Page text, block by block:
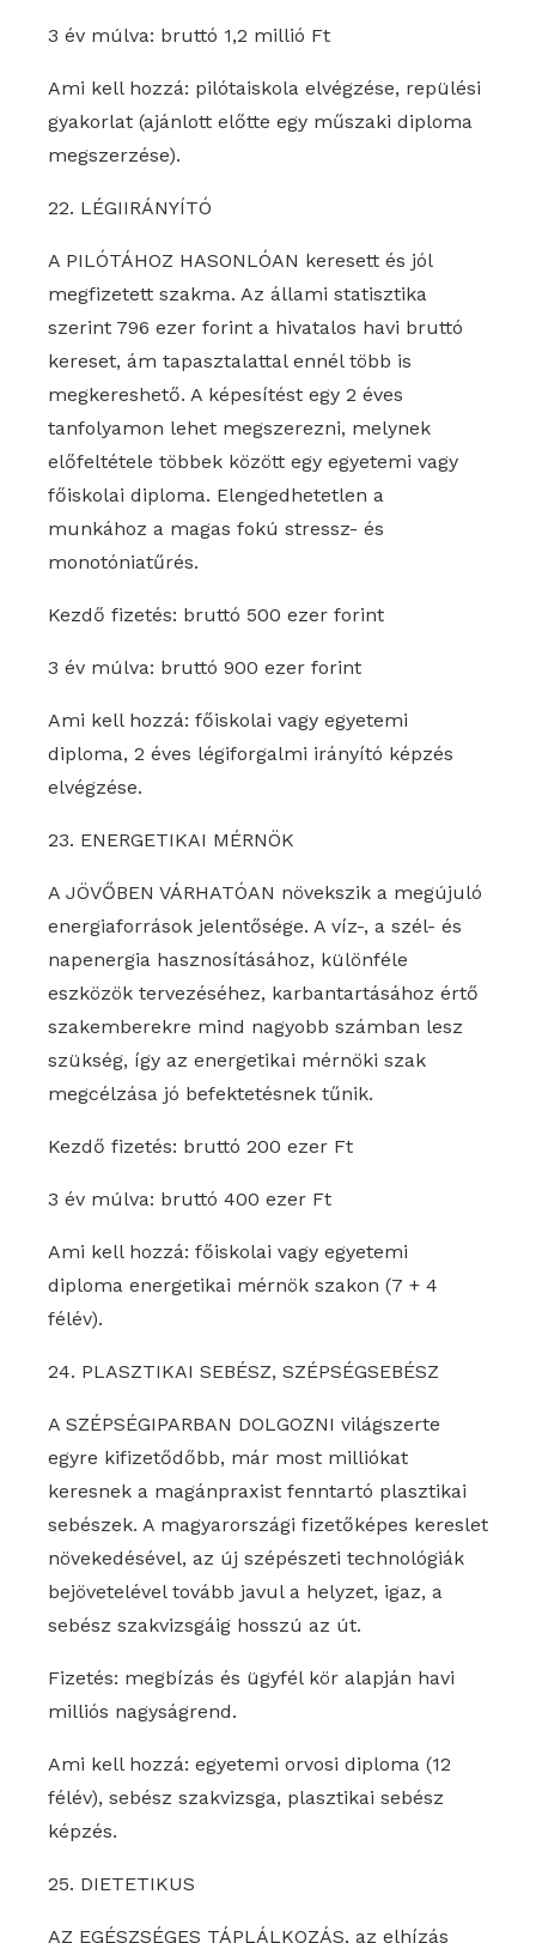
3 év múlva: bruttó 1,2 millió Ft
Ami kell hozzá: pilótaiskola elvégzése, repülési
gyakorlat (ajánlott előtte egy műszaki diploma
megszerzése).
22. LÉGIIRÁNYÍTÓ
A PILÓTÁHOZ HASONLÓAN keresett és jól
megfizetett szakma. Az állami statisztika
szerint 796 ezer forint a hivatalos havi bruttó
kereset, ám tapasztalattal ennél több is
megkereshető. A képesítést egy 2 éves
tanfolyamon lehet megszerezni, melynek
előfeltétele többek között egy egyetemi vagy
főiskolai diploma. Elengedhetetlen a
munkához a magas fokú stressz- és
monotóniatűrés.
Kezdő fizetés: bruttó 500 ezer forint
3 év múlva: bruttó 900 ezer forint
Ami kell hozzá: főiskolai vagy egyetemi
diploma, 2 éves légiforgalmi irányító képzés
elvégzése.
23. ENERGETIKAI MÉRNÖK
A JÖVŐBEN VÁRHATÓAN növekszik a megújuló
energiaforrások jelentősége. A víz-, a szél- és
napenergia hasznosításához, különféle
eszközök tervezéséhez, karbantartásához értő
szakemberekre mind nagyobb számban lesz
szükség, így az energetikai mérnöki szak
megcélzása jó befektetésnek tűnik.
Kezdő fizetés: bruttó 200 ezer Ft
3 év múlva: bruttó 400 ezer Ft
Ami kell hozzá: főiskolai vagy egyetemi
diploma energetikai mérnök szakon (7 + 4
félév).
24. PLASZTIKAI SEBÉSZ, SZÉPSÉGSEBÉSZ
A SZÉPSÉGIPARBAN DOLGOZNI világszerte
egyre kifizetődőbb, már most milliókat
keresnek a magánpraxist fenntartó plasztikai
sebészek. A magyarországi fizetőképes kereslet
növekedésével, az új szépészeti technológiák
bejövetelével tovább javul a helyzet, igaz, a
sebész szakvizsgáig hosszú az út.
Fizetés: megbízás és ügyfél kör alapján havi
milliós nagyságrend.
Ami kell hozzá: egyetemi orvosi diploma (12
félév), sebész szakvizsga, plasztikai sebész
képzés.
25. DIETETIKUS
AZ EGÉSZSÉGES TÁPLÁLKOZÁS, az elhízás